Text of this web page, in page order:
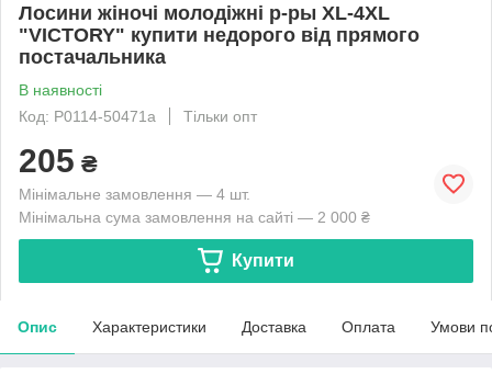
Лосини жіночі молодіжні р-ры XL-4XL
"VICTORY" купити недорого від прямого
постачальника
В наявності
Код: P0114-50471a
Тільки опт
205 ₴
Мінімальне замовлення — 4 шт.
Мінімальна сума замовлення на сайті — 2 000 ₴
Купити
Опис Характеристики Доставка Оплата Умови